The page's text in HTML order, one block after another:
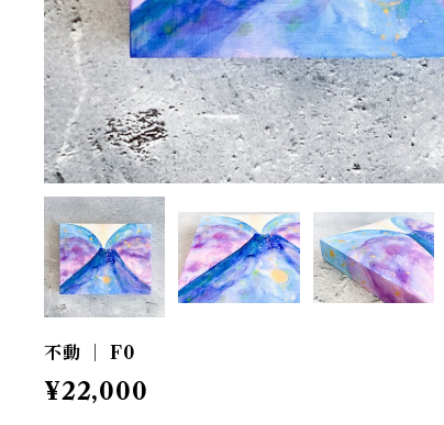
不動 ｜ F0
¥22,000